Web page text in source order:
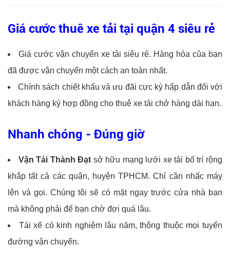
Giá cước thuê xe tải tại quận 4 siêu rẻ
Giá cước vận chuyển xe tải siêu rẻ. Hàng hóa của bạn
đã được vận chuyển một cách an toàn nhất.
Chính sách chiết khấu và ưu đãi cực kỳ hấp dẫn đối với
khách hàng ký hợp đồng cho thuê xe tải chở hàng dài hạn.
Nhanh chóng - Đúng giờ
Vận Tải Thành Đạt sở hữu mạng lưới xe tải bố trí rộng
khắp tất cả các quận, huyện TPHCM. Chỉ cần nhấc máy
lên và gọi. Chúng tôi sẽ có mặt ngay trước cửa nhà bạn
mà không phải để bạn chờ đợi quá lâu.
Tài xế có kinh nghiệm lâu năm, thông thuộc mọi tuyến
đường vận chuyển.